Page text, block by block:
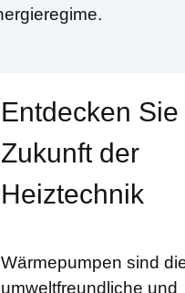
Entdecken Sie
Zukunft der
Heiztechnik
Wärmepumpen sind
umweltfreundliche und